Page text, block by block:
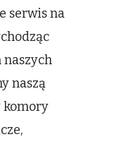
serwis na
naszą
komory